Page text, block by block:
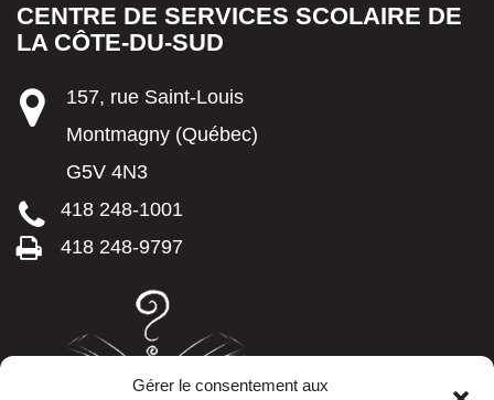
Gérer le consentement aux
CENTRE DE SERVICES SCOLAIRE DE
LA CÔTE-DU-SUD
157, rue Saint-Louis
Montmagny (Québec)
G5V 4N3
418 248-1001
418 248-9797